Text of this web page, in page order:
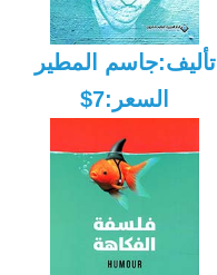
تأليف:جاسم المطير
السعر:7$